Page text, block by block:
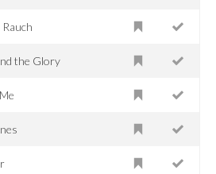
the Glory